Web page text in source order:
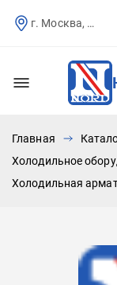
г. Москва, Севастопольский пр-т, д.25
Главная
Холодильное
Холодильная